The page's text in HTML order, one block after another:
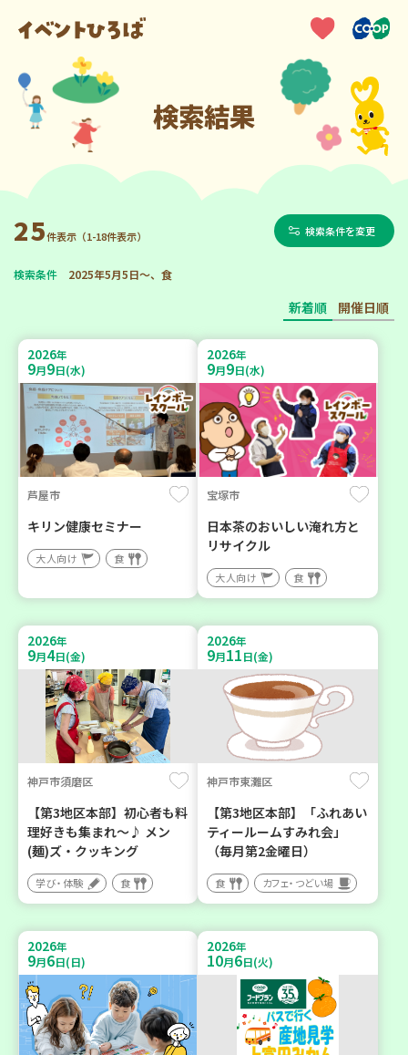
検索結果
25件表示（1-18件表示） 検索条件を変更
検索条件 2025年5月5日～、食
新着順 開催日順
2026年
9月9日(水)
芦屋市
キリン健康セミナー
大人向け 食
2026年
9月9日(水)
宝塚市
日本茶のおいしい淹れ方と
リサイクル
大人向け 食
2026年
9月4日(金)
神戸市須磨区
【第3地区本部】初心者も料
理好きも集まれ～♪ メン
(麺)ズ・クッキング
学び・体験 食
2026年
9月11日(金)
神戸市東灘区
【第3地区本部】「ふれあい
ティールームすみれ会」
（毎月第2金曜日）
食 カフェ・つどい場
2026年
9月6日(日)
2026年
10月6日(火)